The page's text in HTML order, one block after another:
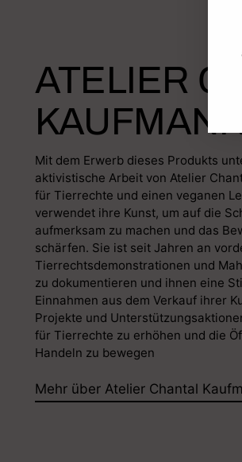
ATELIER
Mit dem Erwerb dieses Produkts
aktivistische Arbeit von Atelier
für Tierrechte und einen veganen
verwendet ihre Kunst, um auf die
aufmerksam zu machen und das
schärfen. Sie ist seit Jahren an
Tierrechtsdemonstrationen und
zu dokumentieren und ihnen eine
Einnahmen aus dem Verkauf ihrer
Projekte und
für Tierrechte zu erhöhen und die
Handeln zu bewegen
Mehr über Atelier Chantal